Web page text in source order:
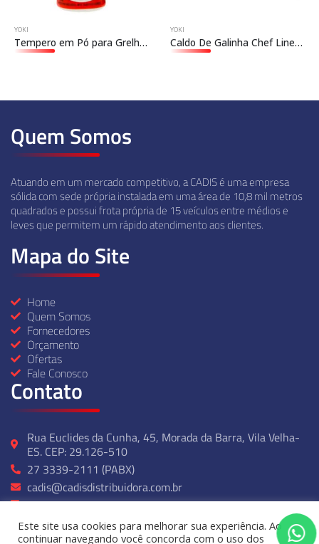
YOKI
Tempero em Pó para Grelhados
YOKI
Caldo De Galinha Chef Line Pacote
Quem Somos
Atuando em um mercado competitivo, a CADIS é uma empresa
sólida com sede própria instalada em uma área de 10,8 mil metros
quadrados e possui frota própria de 15 veículos entre médios e
leves que permitem um rápido atendimento aos clientes.
Mapa do Site
Home
Quem Somos
Fornecedores
Orçamento
Ofertas
Fale Conosco
Contato
Rua Euclides da Cunha, 45, Morada da Barra, Vila Velha-
ES. CEP: 29.126-510
27 3339-2111 (PABX)
cadis@cadisdistribuidora.com.br
27 99237-2314
Seg - Sexta: 07:00 ás 17:00
Este site usa cookies para melhorar sua experiência. Ao
continuar navegando você concorda com o uso dos